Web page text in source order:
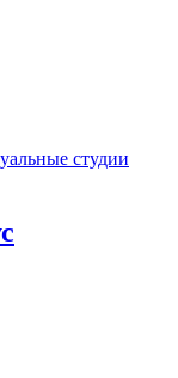
студии